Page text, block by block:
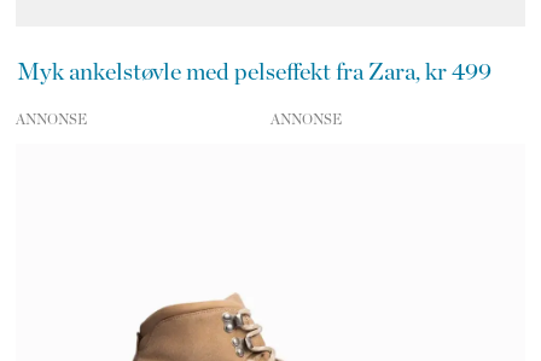
Myk ankelstøvle med pelseffekt fra Zara, kr 499
ANNONSE